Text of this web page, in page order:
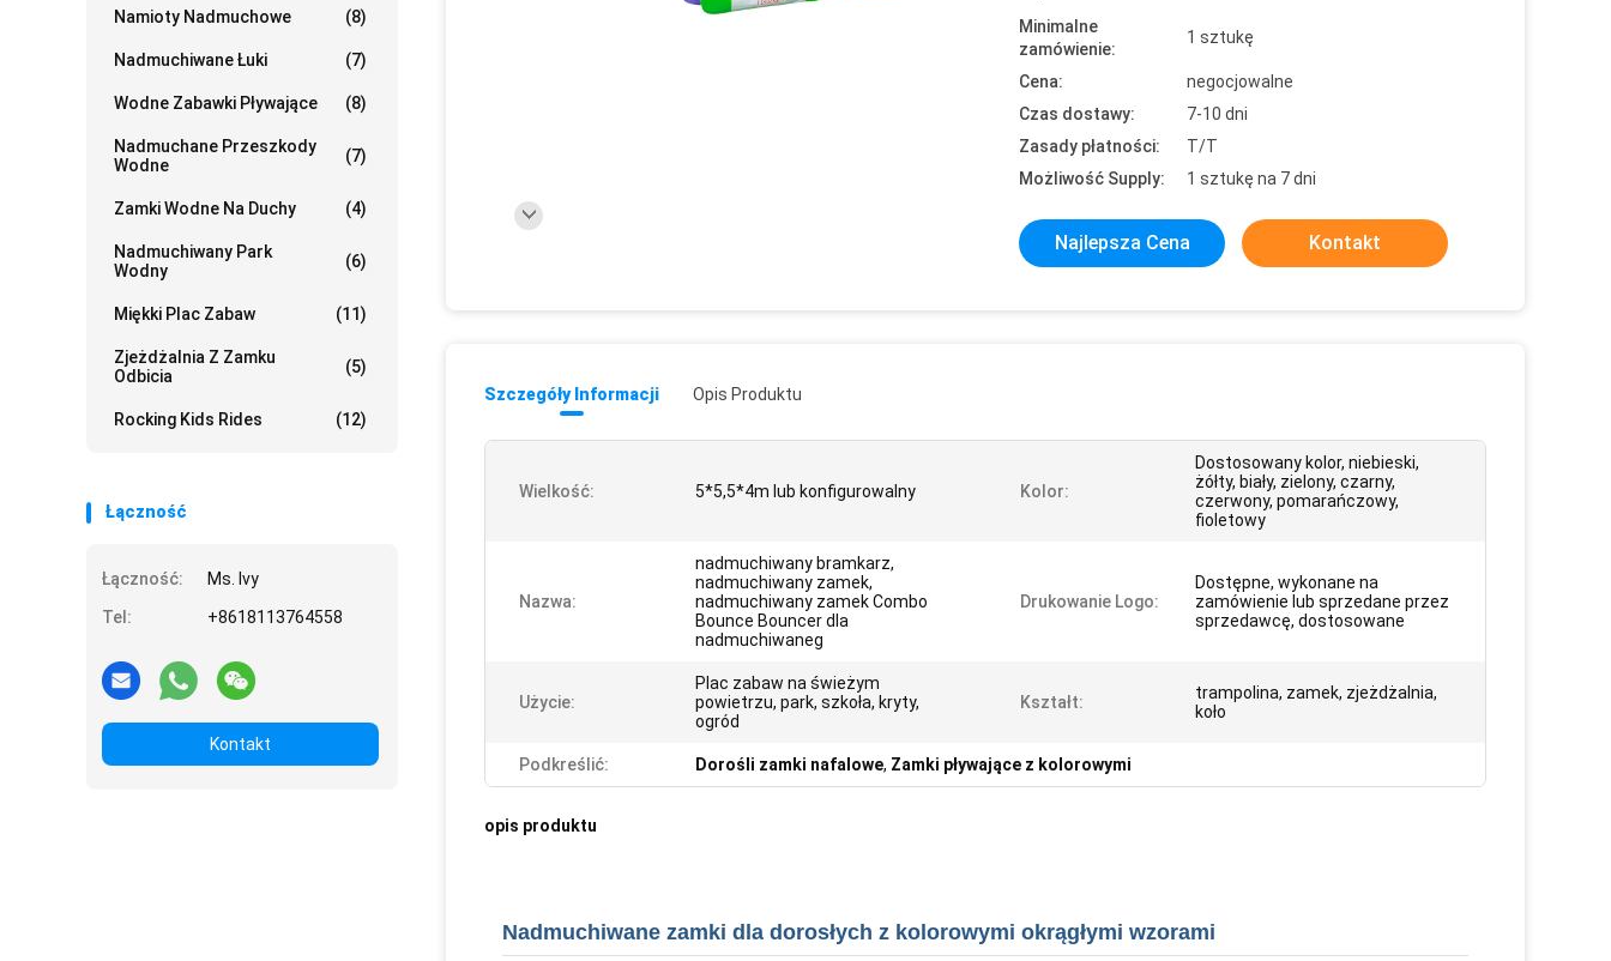
Namioty Nadmuchowe (8)
Nadmuchiwane Łuki (7)
Wodne Zabawki Pływające (8)
Nadmuchane Przeszkody
Wodne
(7)
Zamki Wodne Na Duchy (4)
Nadmuchiwany Park
Wodny
(6)
Miękki Plac Zabaw (11)
Zjeżdżalnia Z Zamku
Odbicia
(5)
Rocking Kids Rides (12)
Łączność
Łączność:
Ms. Ivy
Tel:
+8618113764558
Kontakt
Minimalne
zamówienie:
1 sztukę
Cena:
negocjowalne
Czas dostawy:
7-10 dni
Zasady płatności:
T/T
Możliwość Supply:
1 sztukę na 7 dni
Najlepsza Cena Kontakt
Szczegóły Informacji Opis Produktu
Wielkość: 5*5,5*4m lub konfigurowalny Kolor:
Dostosowany kolor, niebieski,
żółty, biały, zielony, czarny,
czerwony, pomarańczowy,
fioletowy
Nazwa:
nadmuchiwany bramkarz,
nadmuchiwany zamek,
nadmuchiwany zamek Combo
Bounce Bouncer dla
nadmuchiwaneg
Drukowanie Logo:
Dostępne, wykonane na
zamówienie lub sprzedane przez
sprzedawcę, dostosowane
Użycie:
Plac zabaw na świeżym
powietrzu, park, szkoła, kryty,
ogród
Kształt:
trampolina, zamek, zjeżdżalnia,
koło
Podkreślić: Dorośli zamki nafalowe, Zamki pływające z kolorowymi
opis produktu
Nadmuchiwane zamki dla dorosłych z kolorowymi okrągłymi wzorami